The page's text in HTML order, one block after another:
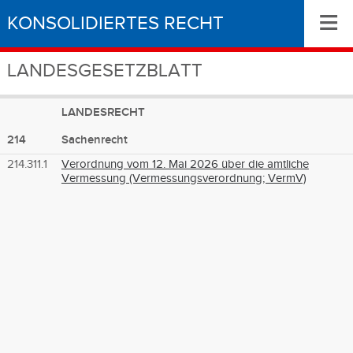
KONSOLIDIERTES RECHT
LANDESGESETZBLATT
≡
LANDESRECHT
214
Sachenrecht
214.311.1
Verordnung vom 12. Mai 2026 über die amtliche
Vermessung (Vermessungsverordnung; VermV)